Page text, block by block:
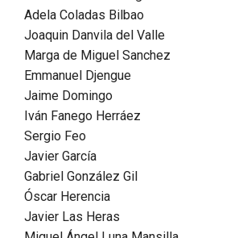
Adela Coladas Bilbao
Joaquin Danvila del Valle
Marga de Miguel Sanchez
Emmanuel Djengue
Jaime Domingo
Iván Fanego Herráez
Sergio Feo
Javier García
Gabriel González Gil
Óscar Herencia
Javier Las Heras